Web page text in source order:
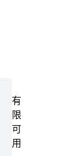
有
限
可
用